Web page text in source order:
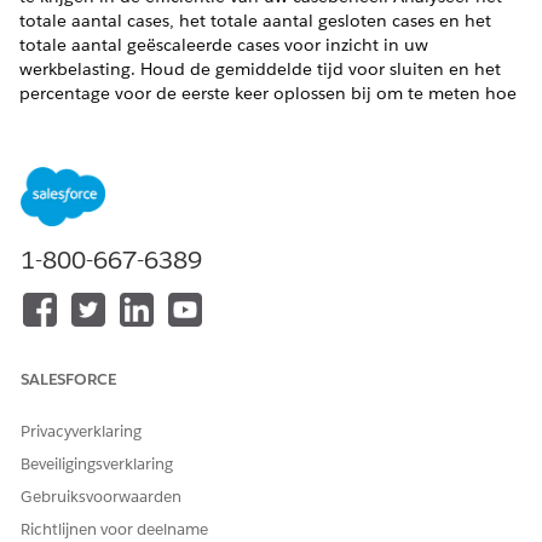
totale aantal cases, het totale aantal gesloten cases en het
totale aantal geëscaleerde cases voor inzicht in uw
werkbelasting. Houd de gemiddelde tijd voor sluiten en het
percentage voor de eerste keer oplossen bij om te meten hoe
resources goed te beheren.
VEREISTE EDITIONS
Beschikbaar in: Lightning Experience
Beschikbaar in:
Enterprise
Edition met Agentforce IT Service.
Filter de gegevens in het dashboard Algemene analyse op
gepersonaliseerde en doelgerichte analyse.
De sectie Overzicht markeert cruciale meetgegevens voor
het evalueren van de efficiëntie van casebeheer, inclusief
1-800-667-6389
SALESFORCE
Privacyverklaring
Beveiligingsverklaring
Gebruiksvoorwaarden
Richtlijnen voor deelname